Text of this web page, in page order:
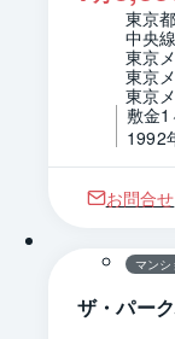
東京
中央
東京
東京
東京
敷金1
1992
お問合せ
マンシ
ザ・パー